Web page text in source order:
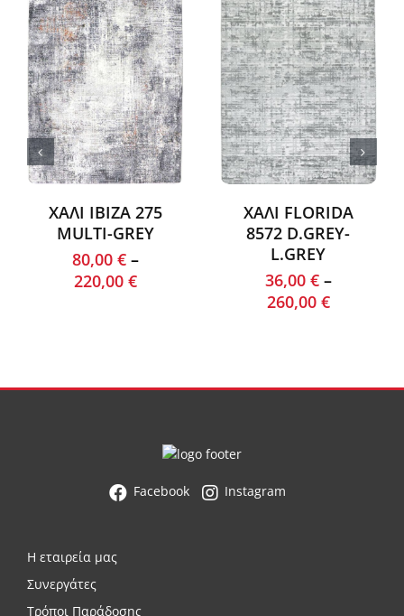
ΧΑΛΙ IBIZA 275
MULTI-GREY
80,00 €–
220,00 €
ΧΑΛΙ FLORIDA
8572 D.GREY-
L.GREY
36,00 €–
260,00 €
Facebook Instagram
Η εταιρεία μας
Συνεργάτες
Τρόποι Παράδοσης